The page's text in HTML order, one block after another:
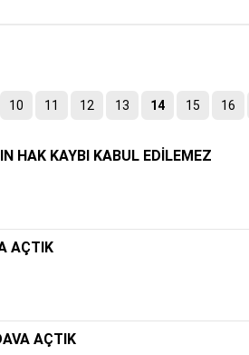
10 11 12 13 14 15 16
HAK KAYBI KABUL EDİLEMEZ
AÇTIK
AÇTIK